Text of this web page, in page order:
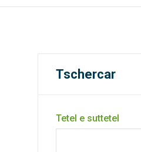
Tschercar
Tetel e suttetel